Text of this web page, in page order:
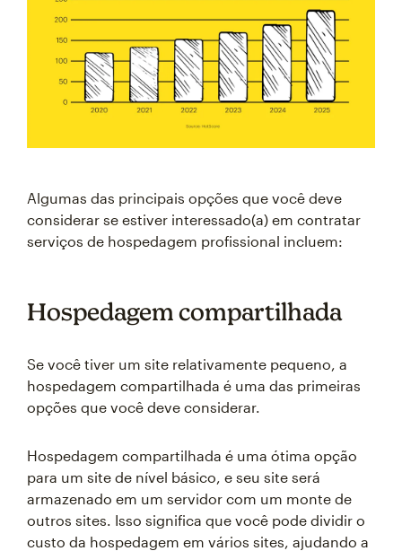
Algumas das principais opções que você deve
considerar se estiver interessado(a) em contratar
serviços de hospedagem profissional incluem:
Hospedagem compartilhada
Se você tiver um site relativamente pequeno, a
hospedagem compartilhada é uma das primeiras
opções que você deve considerar.
Hospedagem compartilhada é uma ótima opção
para um site de nível básico, e seu site será
armazenado em um servidor com um monte de
outros sites. Isso significa que você pode dividir o
custo da hospedagem em vários sites, ajudando a